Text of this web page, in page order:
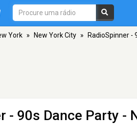
York » New York City » RadioSpinner -
- 90s Dance Party -